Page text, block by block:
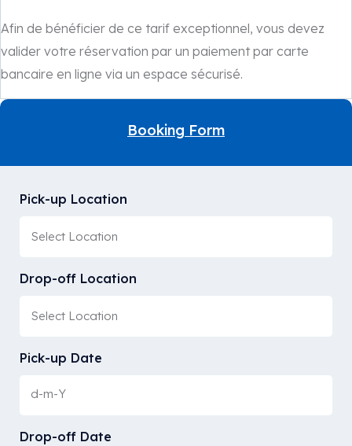
Afin de bénéficier de ce tarif exceptionnel, vous devez
valider votre réservation par un paiement par carte
bancaire en ligne via un espace sécurisé.
Booking Form
Pick-up Location
Drop-off Location
Pick-up Date
Drop-off Date